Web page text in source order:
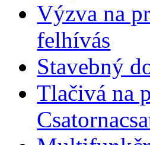
Výzva na
felhívás
Stavebný
Tlačivá na